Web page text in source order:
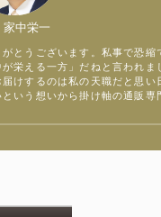
家中栄一
とうございます。私事で恐縮
栄える一方」だねと言われま
けするのは私の天職だと思い
いう想いから掛け軸の通販専